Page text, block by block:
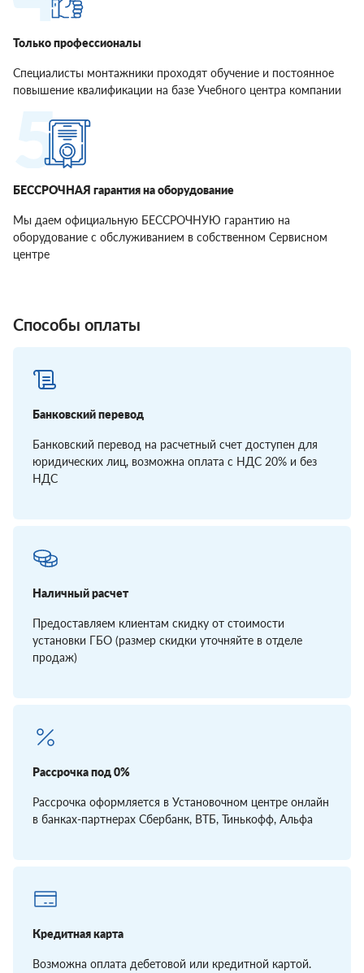
Только профессионалы
Специалисты монтажники проходят обучение и постоянное
повышение квалификации на базе Учебного центра компании
БЕССРОЧНАЯ гарантия на оборудование
Мы даем официальную БЕССРОЧНУЮ гарантию на
оборудование с обслуживанием в собственном Сервисном
центре
Способы оплаты
Банковский перевод
Банковский перевод на расчетный счет доступен для
юридических лиц, возможна оплата с НДС 20% и без
НДС
Наличный расчет
Предоставляем клиентам скидку от стоимости
установки ГБО (размер скидки уточняйте в отделе
продаж)
Рассрочка под 0%
Рассрочка оформляется в Установочном центре онлайн
в банках-партнерах Сбербанк, ВТБ, Тинькофф, Альфа
Кредитная карта
Возможна оплата дебетовой или кредитной картой.